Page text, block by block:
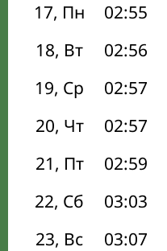
17, Пн
02:55
18, Вт
02:56
19, Ср
02:57
20, Чт
02:57
21, Пт
02:59
22, Сб
03:03
23, Вс
03:07